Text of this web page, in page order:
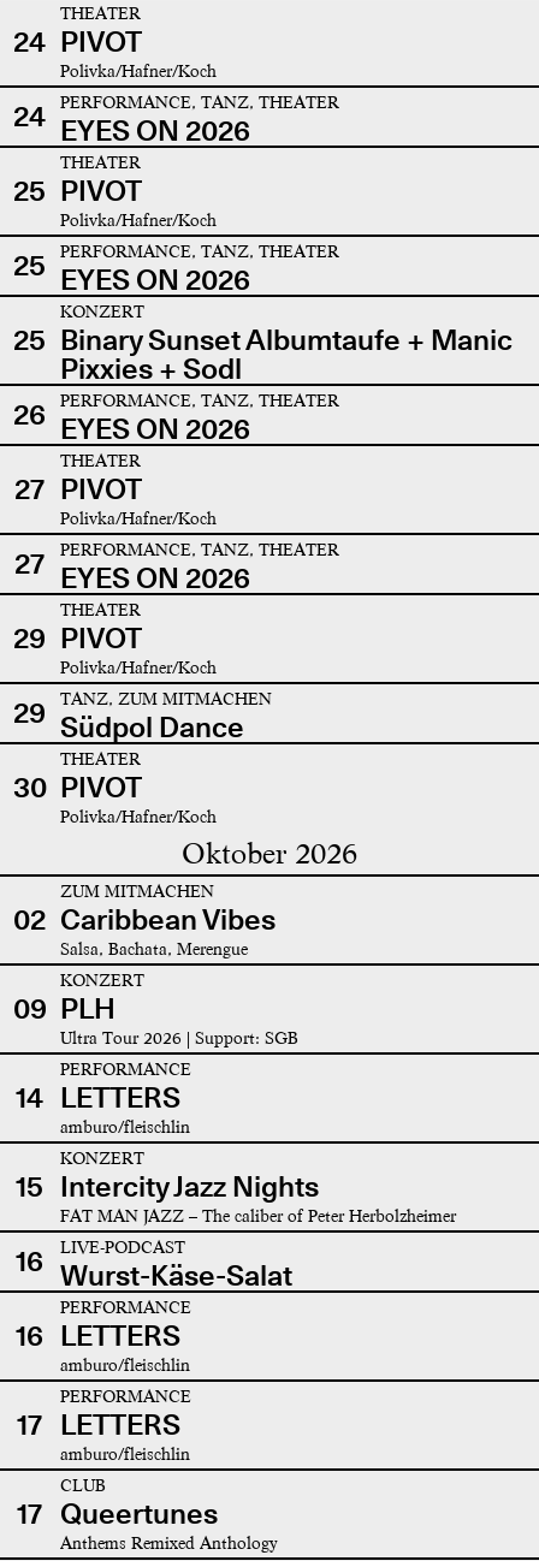
24
THEATER
PIVOT
Polivka/Hafner/Koch
24 PERFORMANCE, TANZ, THEATER
EYES ON 2026
25
THEATER
PIVOT
Polivka/Hafner/Koch
25 PERFORMANCE, TANZ, THEATER
EYES ON 2026
25
KONZERT
Binary Sunset Albumtaufe + Manic
Pixxies + Sodl
26
PERFORMANCE, TANZ, THEATER
EYES ON 2026
27
THEATER
PIVOT
Polivka/Hafner/Koch
27 PERFORMANCE, TANZ, THEATER
EYES ON 2026
29
THEATER
PIVOT
Polivka/Hafner/Koch
29 TANZ, ZUM MITMACHEN
Südpol Dance
30
THEATER
PIVOT
Polivka/Hafner/Koch
Oktober 2026
02
ZUM MITMACHEN
Caribbean Vibes
Salsa, Bachata, Merengue
09
KONZERT
PLH
Ultra Tour 2026 | Support: SGB
14
PERFORMANCE
LETTERS
amburo/fleischlin
15
KONZERT
Intercity Jazz Nights
FAT MAN JAZZ – The caliber of Peter Herbolzheimer
16 LIVE-PODCAST
Wurst-Käse-Salat
16
PERFORMANCE
LETTERS
amburo/fleischlin
17
PERFORMANCE
LETTERS
amburo/fleischlin
17
CLUB
Queertunes
Anthems Remixed Anthology